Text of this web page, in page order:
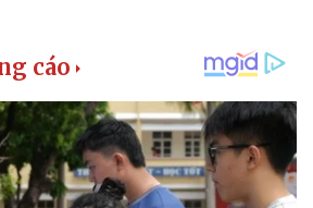
Quân sự - Quốc phòng
Vũ khí